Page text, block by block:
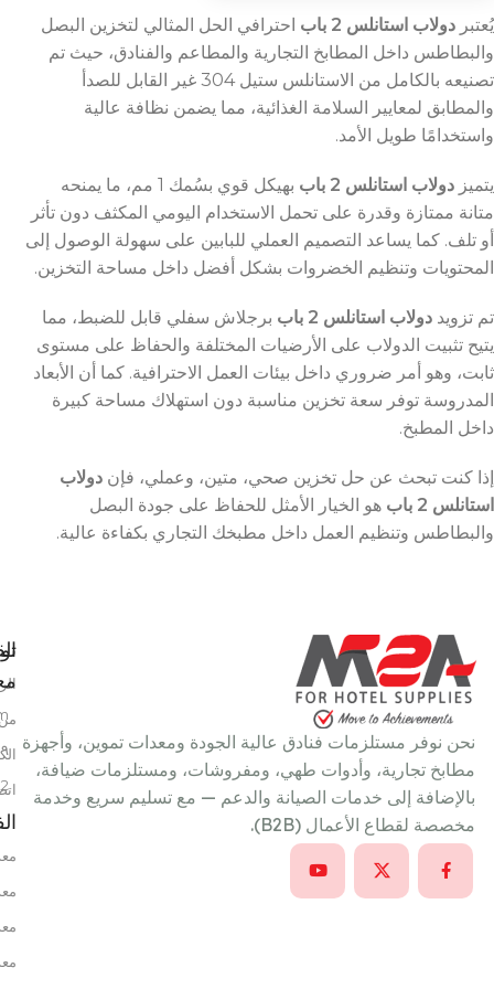
يُعتبردولاب استانلس 2 باب
احترافي الحل المثالي لتخزين البصل
والبطاطس داخل المطابخ التجارية والمطاعم والفنادق، حيث تم
تصنيعه بالكامل من الاستانلس ستيل 304 غير القابل للصدأ
والمطابق لمعايير السلامة الغذائية، مما يضمن نظافة عالية
واستخدامًا طويل الأمد.
يتميزدولاب استانلس 2 باب
بهيكل قوي بسُمك 1 مم، ما يمنحه
متانة ممتازة وقدرة على تحمل الاستخدام اليومي المكثف دون تأثر
أو تلف. كما يساعد التصميم العملي للبابين على سهولة الوصول إلى
المحتويات وتنظيم الخضروات بشكل أفضل داخل مساحة التخزين.
تم تزويددولاب استانلس 2 باب
برجلاش سفلي قابل للضبط، مما
يتيح تثبيت الدولاب على الأرضيات المختلفة والحفاظ على مستوى
ثابت، وهو أمر ضروري داخل بيئات العمل الاحترافية. كما أن الأبعاد
المدروسة توفر سعة تخزين مناسبة دون استهلاك مساحة كبيرة
داخل المطبخ.
إذا كنت تبحث عن حل تخزين صحي، متين، وعملي، فإندولاب
استانلس 2 باب
هو الخيار الأمثل للحفاظ على جودة البصل
والبطاطس وتنظيم العمل داخل مطبخك التجاري بكفاءة عالية.
نحن نوفر مستلزمات فنادق عالية الجودة ومعدات تموين، وأجهزة
مطابخ تجارية، وأدوات طهي، ومفروشات، ومستلزمات ضيافة،
بالإضافة إلى خدمات الصيانة والدعم — مع تسليم سريع وخدمة
مخصصة لقطاع الأعمال (B2B).
٩ شارع سعد الدين عمر، خلف بتروجيت، النزهة الجديدة، القاهرة، مصر